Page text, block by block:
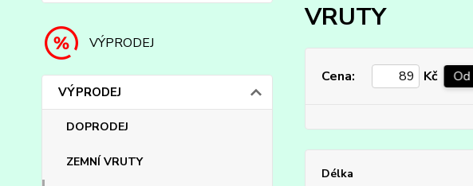
VÝPRODEJ
VÝPRODEJ
DOPRODEJ
ZEMNÍ VRUTY
VRUTY
Cena: Kč Od
Délka